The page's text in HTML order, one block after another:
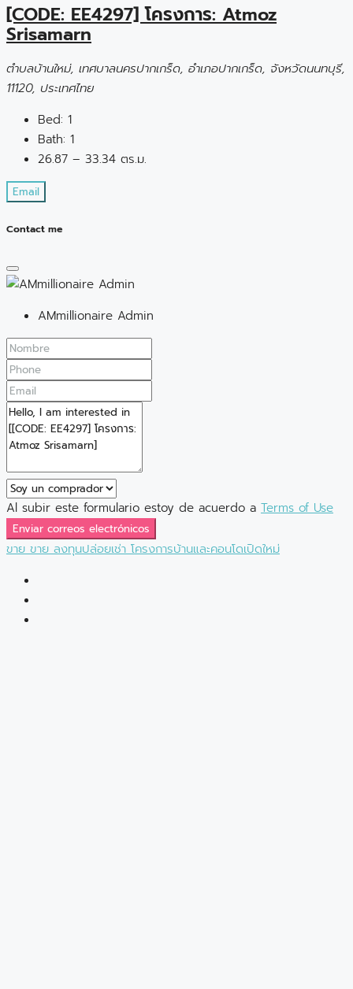
[CODE: EE4297] โครงการ: Atmoz
Srisamarn
ตำบลบ้านใหม่, เทศบาลนครปากเกร็ด, อำเภอปากเกร็ด, จังหวัดนนทบุรี,
11120, ประเทศไทย
Bed: 1
Bath: 1
26.87 – 33.34 ตร.ม.
Email
Contact me
AMmillionaire Admin
Al subir este formulario estoy de acuerdo a Terms of Use
Enviar correos electrónicos
ขาย ขาย ลงทุนปล่อยเช่า โครงการบ้านและคอนโดเปิดใหม่